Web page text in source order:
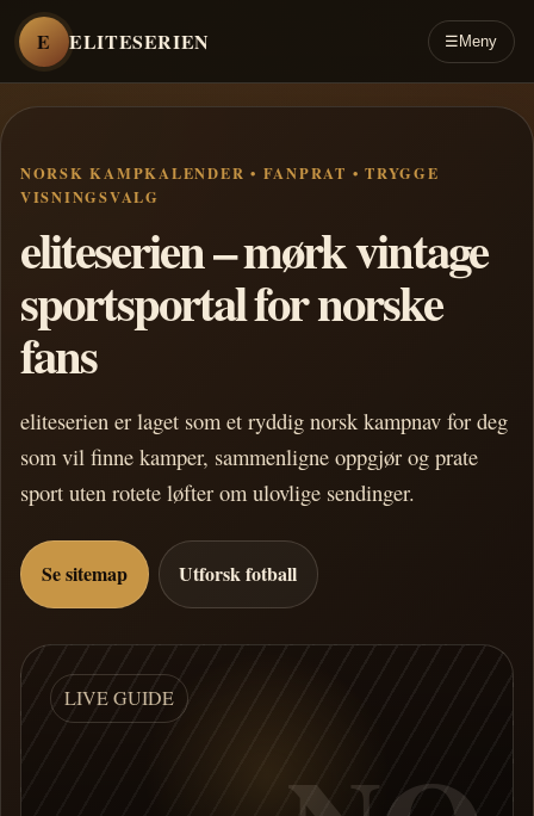
E ELITESERIEN ☰ Meny
NORSK KAMPKALENDER • FANPRAT • TRYGGE
VISNINGSVALG
eliteserien – mørk vintage
sportsportal for norske
fans
eliteserien er laget som et ryddig norsk kampnav for deg
som vil finne kamper, sammenligne oppgjør og prate
sport uten rotete løfter om ulovlige sendinger.
Se sitemap Utforsk fotball
LIVE GUIDE